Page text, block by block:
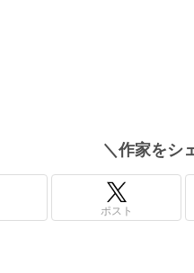
＼作家をシ
ポスト